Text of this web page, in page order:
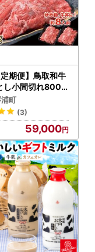
定期便】鳥取和牛
し小間切れ800g
）1225|和牛
町
(3)
59,000